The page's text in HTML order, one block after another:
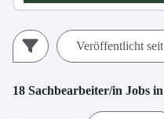
Veröffentlicht seit
18 Sachbearbeiter/in Jobs in